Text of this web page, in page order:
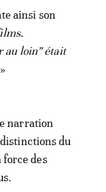
ainsi son
au loin” était
narration
du
des